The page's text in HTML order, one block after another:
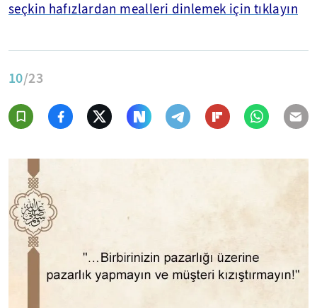
seçkin hafızlardan mealleri dinlemek için tıklayın
10/23